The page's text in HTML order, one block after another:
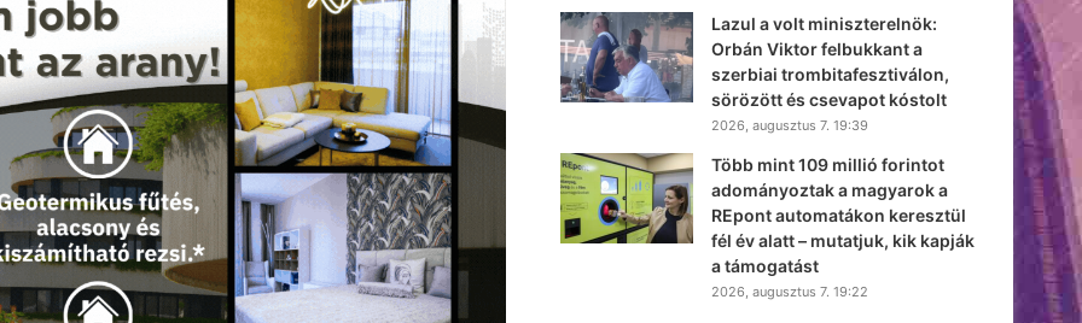
Lazul a volt miniszterelnök:
Orbán Viktor felbukkant a
szerbiai trombitafesztiválon,
sörözött és csevapot kóstolt
2026, augusztus 7. 19:39
Több mint 109 millió forintot
adományoztak a magyarok a
REpont automatákon keresztül
fél év alatt – mutatjuk, kik kapják
a támogatást
2026, augusztus 7. 19:22